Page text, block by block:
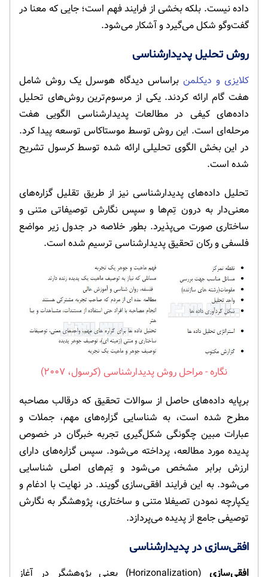
داده نیست. بلکه بخشی از فرایند فهم است؛ جایی که معنا در
گفت‌وگو شکل می‌گیرد و آشکار می‌شود.
روش تحلیل پدیدارشناسی
کلایزی و دیکلمن براساس دیدگاه هوسرل یک روش شامل
هفت گام ارائه کردند. یکی از مرسوم‌ترین روش‌های تحلیل
داده‌های کیفی در مطالعات پدیدارشناسی الگویی هفت
مرحله‌ای است. این روش توسط موستاکاس توسعه پیدا کرد.
در این بخش الگوی تحلیلی ارائه شده توسط کرسول تشریح
شده است.
تحلیل داده‌های پدیدارشناسی نیز از طریق تقلیل گزاره‌های
معنی‌دار به درون تِم‌ها و سپس نگارش توصیفاتی متنی و
ساختاری صورت می‌پذیرد. بطور خلاصه در جدول زیر مواضع
فلسفی و رکان تحقیق پدیدارشناسی ترسیم شده است.
مراحل روش پدیدارشناسی (کرسول، ۲۰۰۷)
برپایه داده‌های حاصل از سوالات تحقیق که درقالب مصاحبه
مطرح شده است، به شناسایی گزاره‌های مهم، جملات و
عبارات مبین چگونگی شکل‌گیری تجربه خبرگان در خصوص
پدیده مورد مطالعه، پرداخته می‌شود. سپس گزاره‌های دارای
ارزش برابر مشخص می‌شود و تِم‌های اصلی شناسایی
می‌شود. به این فرایند افقی‌سازی گویند. در نهایت با ادغام و
یکپارچه نمودن تصیفلا متنی و ساختاری، پژوهشگر به نگارش
توصیفی جامع از پدیده می‌پردازد.
افقی‌سازی در پدیدارشناسی
افقی‌سازی (Horizonalization) یعنی پژوهشگر در آغاز